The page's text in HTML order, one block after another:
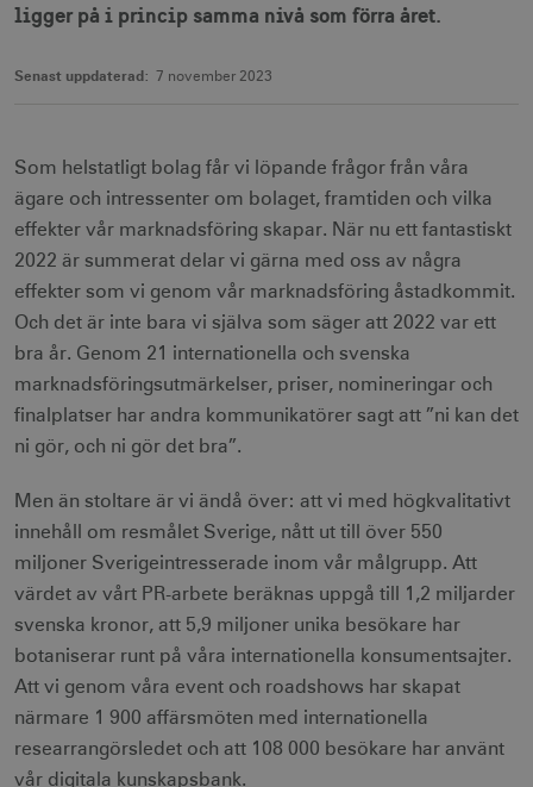
ligger på i princip samma nivå som förra året.
Senast uppdaterad: 7 november 2023
Som helstatligt bolag får vi löpande frågor från våra
ägare och intressenter om bolaget, framtiden och vilka
effekter vår marknadsföring skapar. När nu ett fantastiskt
2022 är summerat delar vi gärna med oss av några
effekter som vi genom vår marknadsföring åstadkommit.
Och det är inte bara vi själva som säger att 2022 var ett
bra år. Genom 21 internationella och svenska
marknadsföringsutmärkelser, priser, nomineringar och
finalplatser har andra kommunikatörer sagt att ”ni kan det
ni gör, och ni gör det bra”.
Men än stoltare är vi ändå över: att vi med högkvalitativt
innehåll om resmålet Sverige, nått ut till över 550
miljoner Sverigeintresserade inom vår målgrupp. Att
värdet av vårt PR-arbete beräknas uppgå till 1,2 miljarder
svenska kronor, att 5,9 miljoner unika besökare har
botaniserar runt på våra internationella konsumentsajter.
Att vi genom våra event och roadshows har skapat
närmare 1 900 affärsmöten med internationella
researrangörsledet och att 108 000 besökare har använt
vår digitala kunskapsbank.